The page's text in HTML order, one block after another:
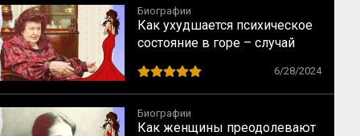
Биографии
Как ухудшается психическое
состояние в горе – случай
6/28/2024
Биографии
Как женщины преодолевают